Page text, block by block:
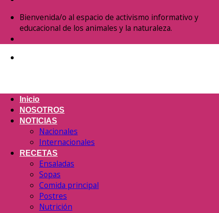
Bienvenida/o al espacio de activismo informativo y
educacional de los animales y la naturaleza.
Inicio
NOSOTROS
NOTICIAS
Nacionales
Internacionales
RECETAS
Ensaladas
Sopas
Comida principal
Postres
Nutrición